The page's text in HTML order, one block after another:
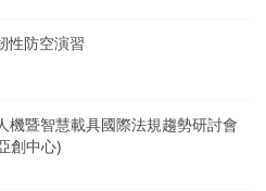
性防空演習
機暨智慧載具國際法規趨勢研討會
創中心)